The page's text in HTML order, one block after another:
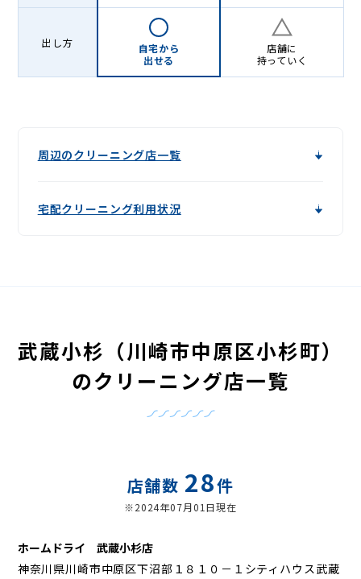
出し方
自宅から
出せる
店舗に
持っていく
周辺のクリーニング店一覧
宅配クリーニング利用状況
武蔵小杉（川崎市中原区小杉町）
のクリーニング店一覧
店舗数 28件
※2024年07月01日現在
ホームドライ 武蔵小杉店
神奈川県川崎市中原区下沼部１８１０－１シティハウス武蔵